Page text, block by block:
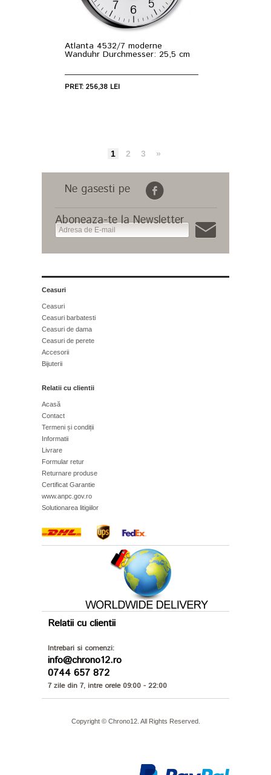
Atlanta 4532/7 moderne
Wanduhr Durchmesser: 25,5 cm
PRET: 256,38 LEI
1 2 3 »
Ne gasesti pe
Aboneaza-te la Newsletter
Ceasuri
Ceasuri
Ceasuri barbatesti
Ceasuri de dama
Ceasuri de perete
Accesorii
Bijuterii
Relatii cu clientii
Acasă
Contact
Termeni și condiții
Informatii
Livrare
Formular retur
Returnare produse
Certificat Garantie
www.anpc.gov.ro
Solutionarea litigiilor
Relatii cu clientii
Intrebari si comenzi:
info@chrono12.ro
0744 657 872
7 zile din 7, intre orele 09:00 - 22:00
Copyright © Chrono12. All Rights Reserved.